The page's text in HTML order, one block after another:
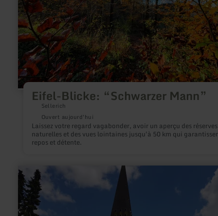
Eifel-Blicke: “Schwarzer Mann”
Sellerich
Ouvert aujourd'hui
Laissez votre regard vagabonder, avoir un aperçu des réserves
naturelles et des vues lointaines jusqu'à 50 km qui
repos et détente.
en
savoir
plus
sur
Kirche